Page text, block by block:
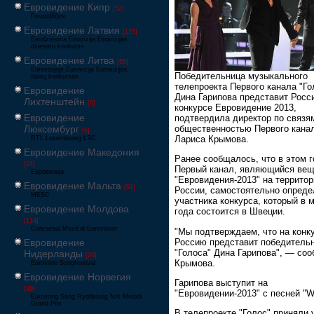
Евровидение Кипр [52]
Γιουροβίζιον
Евровидение Латвия [125]
Eirodziesma Eirovīzija Eirovīzijas
dziesmu konkurss
Евровидение Литва [65]
Eurovizijoje Eurovizija Eurovizijos
dainų konkursas
Евровидение
Лихтенштейн [6]
Евровидение
Люксембург [6]
RTL Luxembourg LSC
Евровидение Македония
[24]
Евровизија
Евровидение Мальта [51]
MESC
Евровидение Молдова
[134]
Concursul Muzical Eurovision
Евровидение
Нидерланды [26]
Eurovisie Songfestival
Евровидение Норвегия
[39]
Eurosong Sang Ryddesalg Nrk Melodi
Grand Prix
Победительница музыкального
телепроекта Первого канала
Дина Гарипова представит
конкурсе Евровидение 2013,
подтвердила директор по
общественностью Первого
Лариса Крымова.
Ранее сообщалось, что в этом
Первый канал, являющийся
"Евровидения-2013" на
России, самостоятельно
участника конкурса, который в
года состоится в Швеции.
"Мы подтверждаем, что на
Россию представит
"Голоса" Дина Гарипова", —
Крымова.
Гарипова выступит на
"Евровидении-2013" с песней